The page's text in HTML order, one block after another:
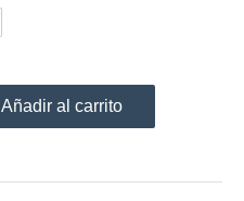
Añadir al carrito